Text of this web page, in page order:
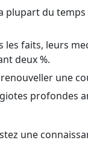
du
faits, leurs
deux %.
une
profondes
une